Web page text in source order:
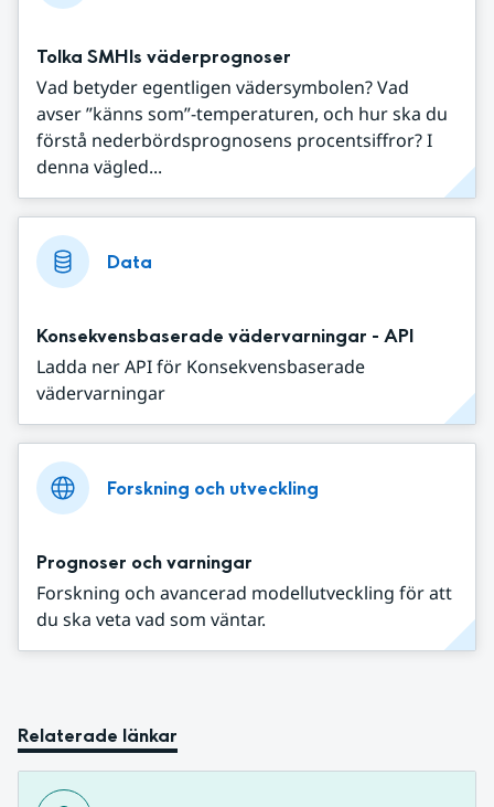
Tolka SMHIs väderprognoser
Vad betyder egentligen vädersymbolen? Vad
avser ”känns som”-temperaturen, och hur ska du
förstå nederbördsprognosens procentsiffror? I
denna vägled...
Data
Konsekvensbaserade vädervarningar - API
Ladda ner API för Konsekvensbaserade
vädervarningar
Forskning och utveckling
Prognoser och varningar
Forskning och avancerad modellutveckling för att
du ska veta vad som väntar.
Relaterade länkar